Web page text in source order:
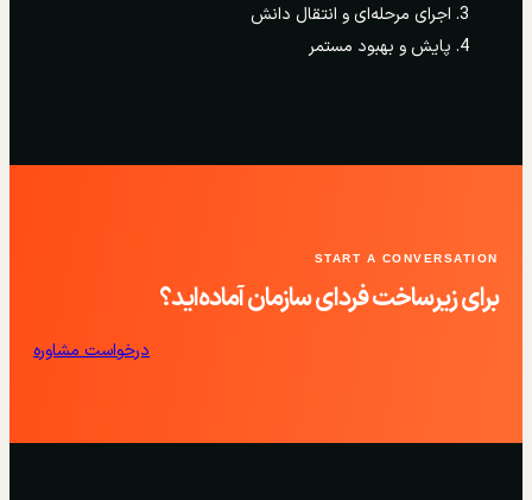
اجرای مرحله‌ای و انتقال دانش
پایش و بهبود مستمر
START A CONVERSATION
برای زیرساخت فردای سازمان آماده‌اید؟
درخواست مشاوره